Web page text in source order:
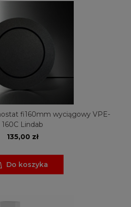
fi160mm wyciągowy VPE-
160C Lindab
135,00 zł
Do koszyka